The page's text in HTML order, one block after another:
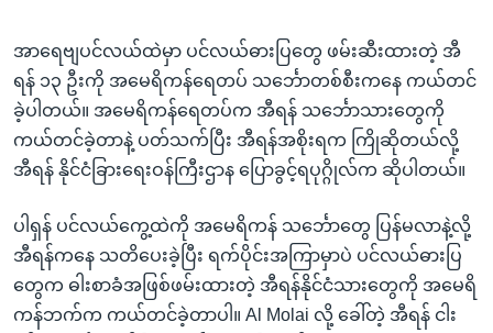
ရှာဖွေ
နေရာ
ကျော်
ဘာသာစကားများ
အာရေဗျပင်လယ်ထဲမှာ ပင်လယ်ဓားပြတွေ ဖမ်းဆီးထားတဲ့ အီ
ရန် ၁၃ ဦးကို အမေရိကန်ရေတပ် သင်္ဘောတစ်စီးကနေ ကယ်တင်
ခဲ့ပါတယ်။ အမေရိကန်ရေတပ်က အီရန် သင်္ဘောသားတွေကို
ကယ်တင်ခဲ့တာနဲ့ ပတ်သက်ပြီး အီရန်အစိုးရက ကြိုဆိုတယ်လို့
အီရန် နိုင်ငံခြားရေးဝန်ကြီးဌာန ပြောခွင့်ရပုဂ္ဂိုလ်က ဆိုပါတယ်။
ပါရှန် ပင်လယ်ကွေ့ထဲကို အမေရိကန် သင်္ဘောတွေ ပြန်မလာနဲ့လို့
အီရန်ကနေ သတိပေးခဲ့ပြီး ရက်ပိုင်းအကြာမှာပဲ ပင်လယ်ဓားပြ
တွေက ဓါးစာခံအဖြစ်ဖမ်းထားတဲ့ အီရန်နိုင်ငံသားတွေကို အမေရိ
ကန်ဘက်က ကယ်တင်ခဲ့တာပါ။ Al Molai လို့ ခေါ်တဲ့ အီရန် ငါး